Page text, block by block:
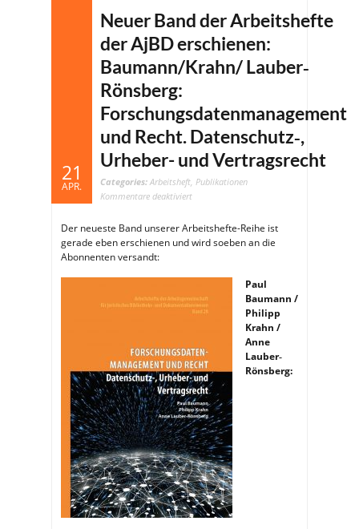
21
APR.
Neuer Band der Arbeitshefte
der AjBD erschienen:
Baumann/Krahn/ Lauber‐
Rönsberg:
Forschungsdatenmanagement
und Recht. Datenschutz‑,
Urheber- und Vertragsrecht
Categories: Arbeitsheft Publikationen
Kommentare deaktiviertfür
Arbeitshefte
der
AjBD
Rönsberg:
Forschungsdatenmanagement
Recht.
Datenschutz‑,
Urheber-
Der neueste Band unserer Arbeitshefte-Reihe ist
gerade eben erschienen und wird soeben an die
Abonnenten versandt:
Paul
Baumann /
Philipp
Krahn /
Anne
Lauber‐
Rönsberg: